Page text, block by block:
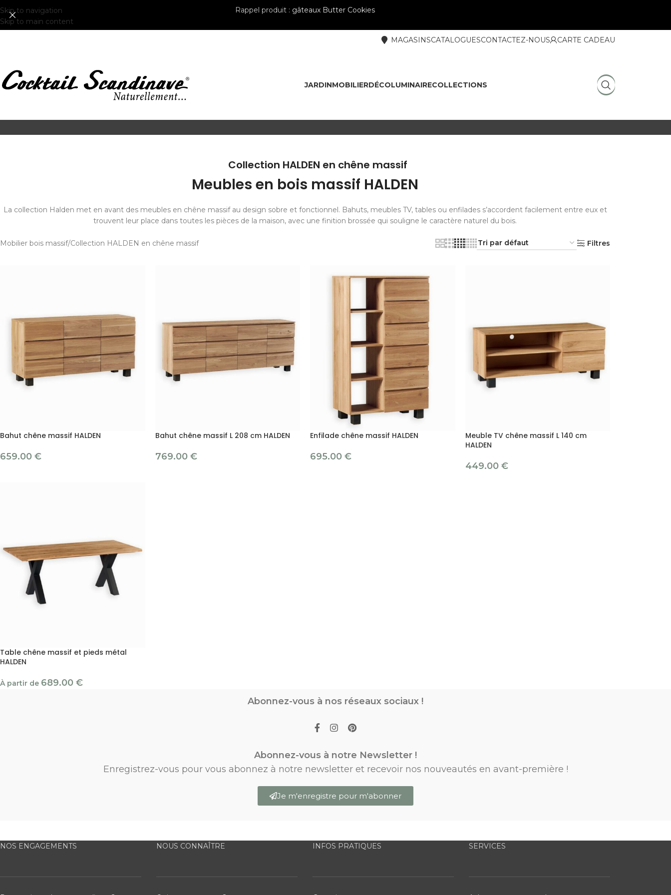
Skip to navigation
Skip to main content
Rappel produit : gâteaux Butter Cookies
MAGASINSCATALOGUESCONTACTEZ-NOUS CARTE CADEAU
JARDINMOBILIERDÉCOLUMINAIRECOLLECTIONS
Collection HALDEN en chêne massif
Meubles en bois massif HALDEN
La collection Halden met en avant des meubles en chêne massif au design sobre et fonctionnel. Bahuts, meubles TV, tables ou enfilades s’accordent facilement entre eux et
trouvent leur place dans toutes les pièces de la maison, avec une finition brossée qui souligne le caractère naturel du bois.
Mobilier bois massif Collection HALDEN en chêne massif Filtres
Bahut chêne massif HALDEN
659.00 €
Bahut chêne massif L 208 cm HALDEN
769.00 €
Enfilade chêne massif HALDEN
695.00 €
Meuble TV chêne massif L 140 cm
HALDEN
449.00 €
Table chêne massif et pieds métal
HALDEN
À partir de 689.00 €
Abonnez-vous à nos réseaux sociaux !
Abonnez-vous à notre Newsletter !
Enregistrez-vous pour vous abonnez à notre newsletter et recevoir nos nouveautés en avant-première !
Je m'enregistre pour m'abonner
NOS ENGAGEMENTS NOUS CONNAÎTRE INFOS PRATIQUES SERVICES